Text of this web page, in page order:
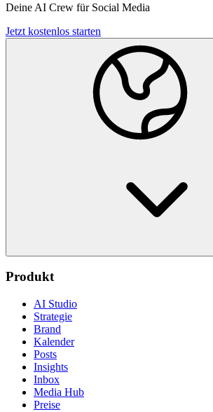
Deine AI Crew für Social Media
Jetzt kostenlos starten
Produkt
AI Studio
Strategie
Brand
Kalender
Posts
Insights
Inbox
Media Hub
Preise